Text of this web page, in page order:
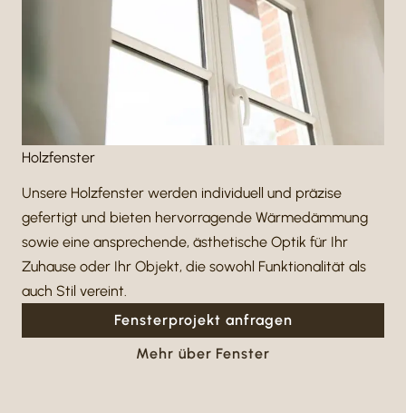
Holz­fenster
Unsere Holz­fenster werden indi­vi­duell und präzise
gefertigt und bieten hervor­ra­gende Wärme­däm­mung
sowie eine anspre­chende, ästhe­ti­sche Optik für Ihr
Zuhause oder Ihr Objekt, die sowohl Funk­tio­na­lität als
auch Stil vereint.
Fens­ter­pro­jekt anfragen
Mehr über Fenster